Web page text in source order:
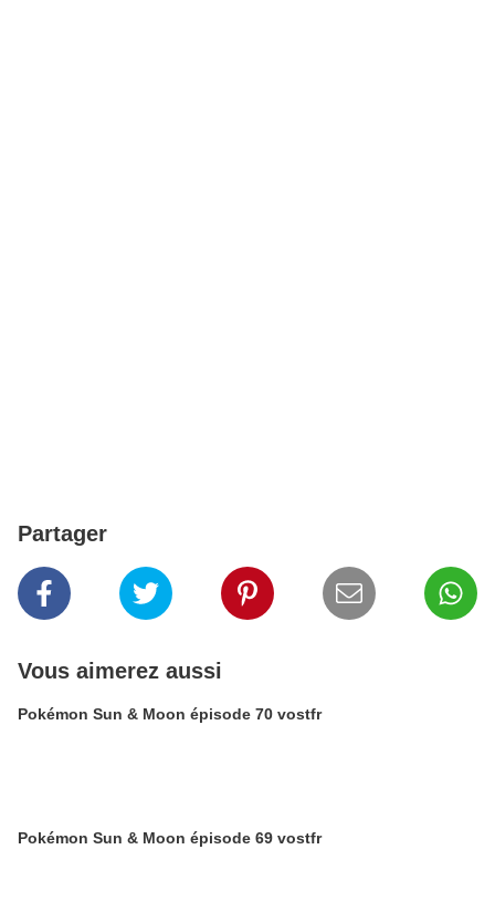
Partager
Vous aimerez aussi
Pokémon Sun & Moon épisode 70 vostfr
Pokémon Sun & Moon épisode 69 vostfr